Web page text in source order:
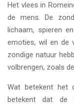
Het vlees in
de mens. De
lichaam, spieren
emoties, wil en de
zondige natuur
volbrengen, zoals
Wat betekent het
betekent dat